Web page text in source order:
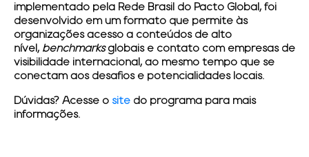
implementado pela Rede Brasil do Pacto Global, foi
desenvolvido em um formato que permite às
organizações acesso a conteúdos de alto
nível, benchmarksglobais e contato com empresas de
visibilidade internacional, ao mesmo tempo que se
conectam aos desafios e potencialidades locais.
Dúvidas? Acesse o site do programa para mais
informações.